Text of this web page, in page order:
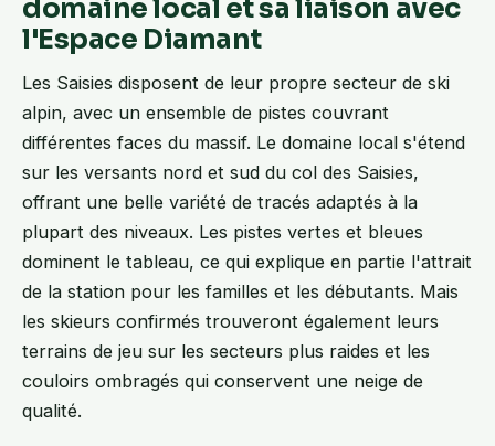
domaine local et sa liaison avec
l'Espace Diamant
Les Saisies disposent de leur propre secteur de ski
alpin, avec un ensemble de pistes couvrant
différentes faces du massif. Le domaine local s'étend
sur les versants nord et sud du col des Saisies,
offrant une belle variété de tracés adaptés à la
plupart des niveaux. Les pistes vertes et bleues
dominent le tableau, ce qui explique en partie l'attrait
de la station pour les familles et les débutants. Mais
les skieurs confirmés trouveront également leurs
terrains de jeu sur les secteurs plus raides et les
couloirs ombragés qui conservent une neige de
qualité.